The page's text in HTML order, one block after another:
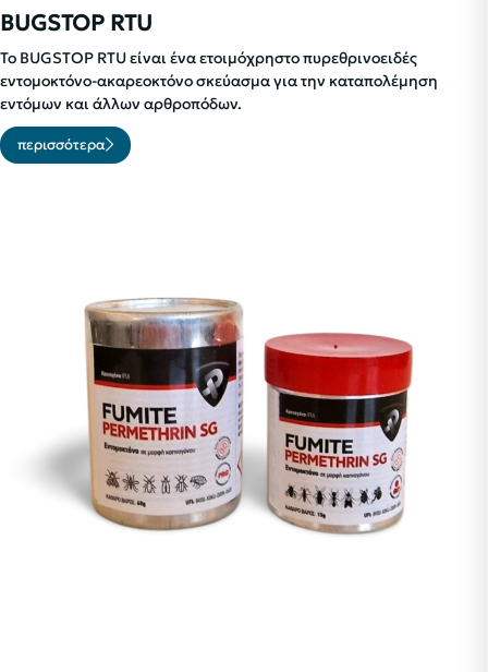
BUGSTOP RTU
To BUGSTOP RTU είναι ένα ετοιμόχρηστο πυρεθρινοειδές
εντομοκτόνο-ακαρεοκτόνο σκεύασμα για την καταπολέμηση
εντόμων και άλλων αρθροπόδων.
περισσότερα